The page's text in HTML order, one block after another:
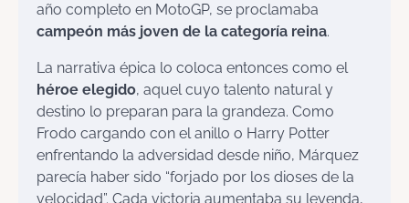
año completo en MotoGP, se proclamaba
campeón más joven de la categoría reina.
La narrativa épica lo coloca entonces como el
héroe elegido, aquel cuyo talento natural y
destino lo preparan para la grandeza. Como
Frodo cargando con el anillo o Harry Potter
enfrentando la adversidad desde niño, Márquez
parecía haber sido “forjado por los dioses de la
velocidad”. Cada victoria aumentaba su leyenda,